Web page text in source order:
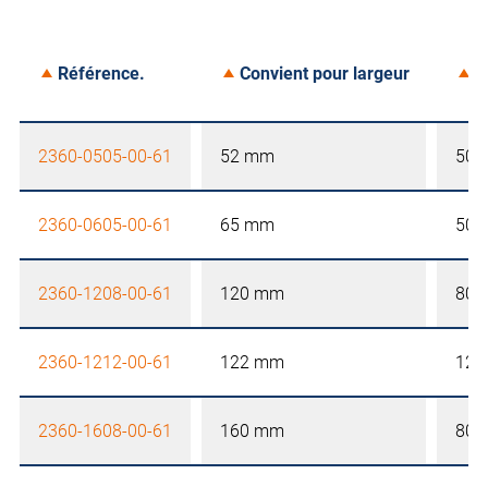
Référence. Convient pour largeur
2360-0505-00-61 52 mm 50
2360-0605-00-61 65 mm 50
2360-1208-00-61 120 mm 80
2360-1212-00-61 122 mm
2360-1608-00-61 160 mm 80